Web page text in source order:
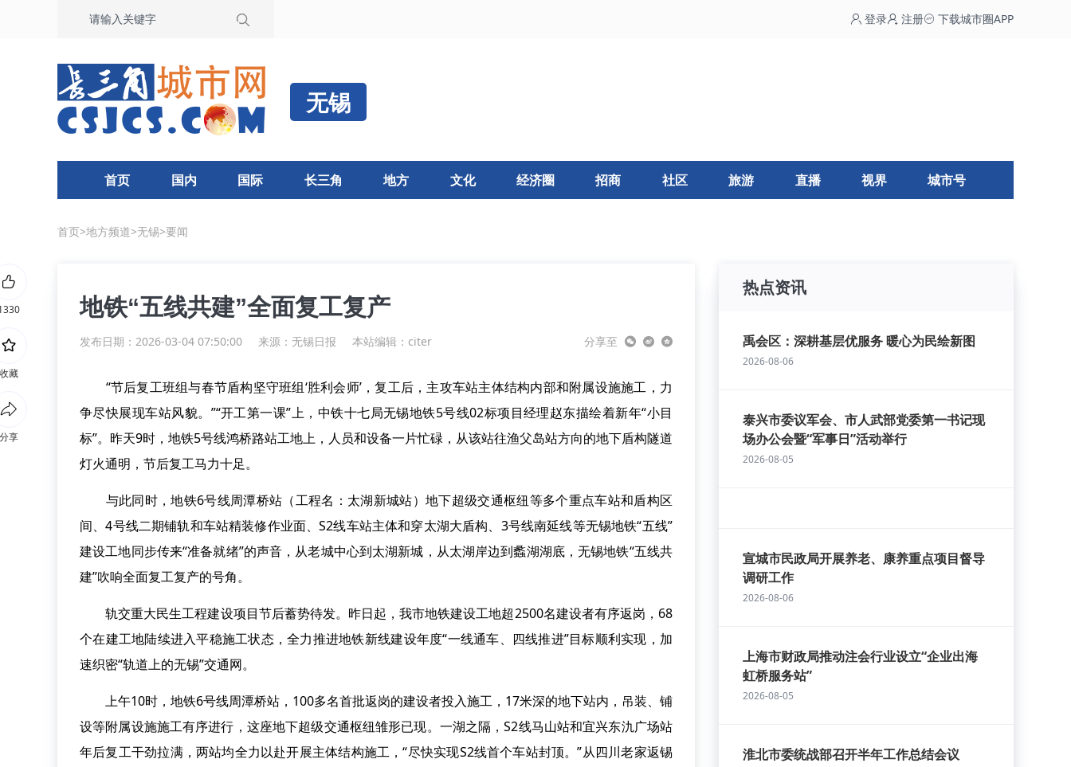
登录 注册 下载城市圈APP
无锡
首页 国内 国际 长三角 地方 文化 经济圈 招商 社区 旅游 直播 视界 城市号
首页>地方频道>无锡>要闻
地铁“五线共建”全面复工复产
发布日期：2026-03-04 07:50:00 来源： 无锡日报 本站编辑：citer 分享至
“节后复工班组与春节盾构坚守班组‘胜利会师’，复工后，主攻车站主体结构内部和附属设施施工，力
争尽快展现车站风貌。”“开工第一课”上，中铁十七局无锡地铁5号线02标项目经理赵东描绘着新年“小目
标”。昨天9时，地铁5号线鸿桥路站工地上，人员和设备一片忙碌，从该站往渔父岛站方向的地下盾构隧道
灯火通明，节后复工马力十足。
与此同时，地铁6号线周潭桥站（工程名：太湖新城站）地下超级交通枢纽等多个重点车站和盾构区
间、4号线二期铺轨和车站精装修作业面、S2线车站主体和穿太湖大盾构、3号线南延线等无锡地铁“五线”
建设工地同步传来“准备就绪”的声音，从老城中心到太湖新城，从太湖岸边到蠡湖湖底，无锡地铁“五线共
建”吹响全面复工复产的号角。
轨交重大民生工程建设项目节后蓄势待发。昨日起，我市地铁建设工地超2500名建设者有序返岗，68
个在建工地陆续进入平稳施工状态，全力推进地铁新线建设年度“一线通车、四线推进”目标顺利实现，加
速织密“轨道上的无锡”交通网。
上午10时，地铁6号线周潭桥站，100多名首批返岗的建设者投入施工，17米深的地下站内，吊装、铺
设等附属设施施工有序进行，这座地下超级交通枢纽雏形已现。一湖之隔，S2线马山站和宜兴东氿广场站
年后复工干劲拉满，两站均全力以赴开展主体结构施工，“尽快实现S2线首个车站封顶。”从四川老家返锡
热点资讯
禹会区：深耕基层优服务 暖心为民绘新图
2026-08-06
泰兴市委议军会、市人武部党委第一书记现
场办公会暨“军事日”活动举行
2026-08-05
宣城市民政局开展养老、康养重点项目督导
调研工作
2026-08-06
上海市财政局推动注会行业设立“企业出海
虹桥服务站”
2026-08-05
淮北市委统战部召开半年工作总结会议
收藏
分享